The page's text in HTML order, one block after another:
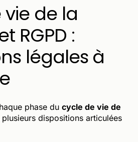
de la
RGPD :
légales à
phase du cycle de vie de
dispositions articulées